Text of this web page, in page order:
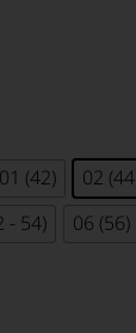
01 (42) 02
- 54) 06 (56)